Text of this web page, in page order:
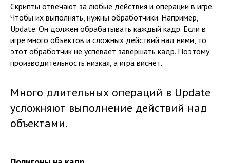
Скрипты отвечают за любые действия и операции в игре.
Чтобы их выполнять, нужны обработчики. Например,
Update. Он должен обрабатывать каждый кадр. Если в
игре много объектов и сложных действий над ними, то
этот обработчик не успевает завершать кадр. Поэтому
производительность низкая, а игра виснет.
Много длительных операций в Update
усложняют выполнение действий над
объектами.